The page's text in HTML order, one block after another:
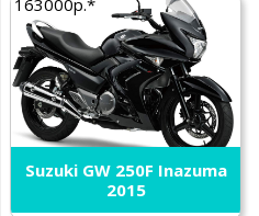
Suzuki GW 250F Inazuma
2015